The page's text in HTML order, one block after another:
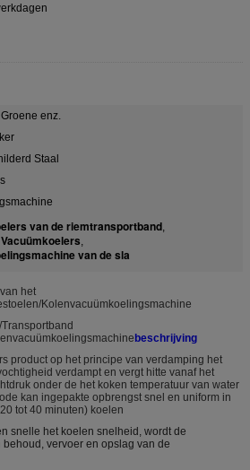
enz.
Staal
van de riemtransportband,
,
van de sla
het
Kolenvacuümkoelingsmachine
beschrijving
product op het principe van verdamping het
verdampt en vergt hitte vanaf het
onder de het koken temperatuur van water
kan ingepakte opbrengst snel en uniform in
tot 40 minuten) koelen
snelle het koelen snelheid, wordt de
vervoer en opslag van de